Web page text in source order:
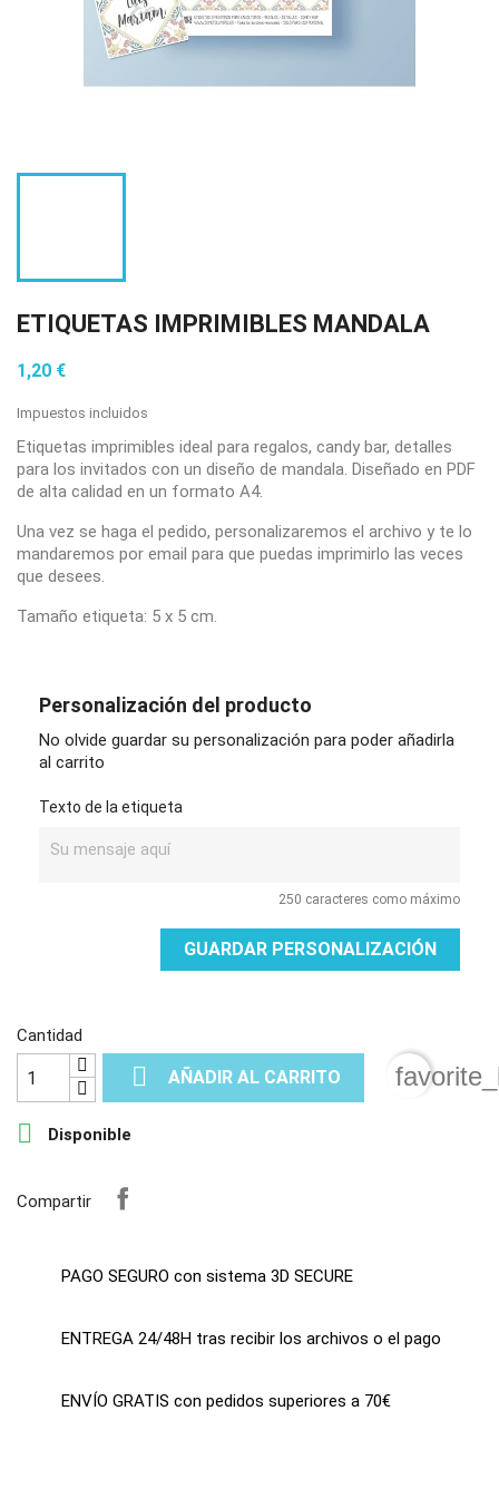
ETIQUETAS IMPRIMIBLES MANDALA
1,20 €
Impuestos incluidos
Etiquetas imprimibles ideal para regalos, candy bar, detalles
para los invitados con un diseño de mandala. Diseñado en PDF
de alta calidad en un formato A4.
Una vez se haga el pedido, personalizaremos el archivo y te lo
mandaremos por email para que puedas imprimirlo las veces
que desees.
Tamaño etiqueta: 5 x 5 cm.
Personalización del producto
No olvide guardar su personalización para poder añadirla
al carrito
Texto de la etiqueta
250 caracteres como máximo
GUARDAR PERSONALIZACIÓN
Cantidad
 AÑADIR AL CARRITO favorite_border
 Disponible
Compartir
PAGO SEGURO con sistema 3D SECURE
ENTREGA 24/48H tras recibir los archivos o el pago
ENVÍO GRATIS con pedidos superiores a 70€